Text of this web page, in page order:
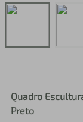
Quadro
Preto
perfume